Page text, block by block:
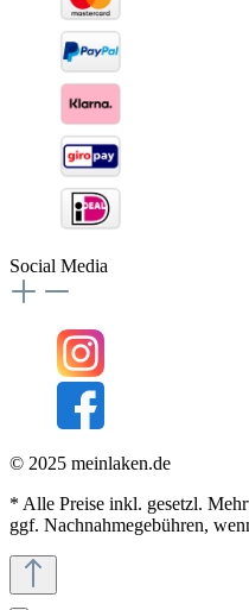
Social Media
© 2025 meinlaken.de
* Alle Preise inkl. gesetzl.
ggf. Nachnahmegebühren,